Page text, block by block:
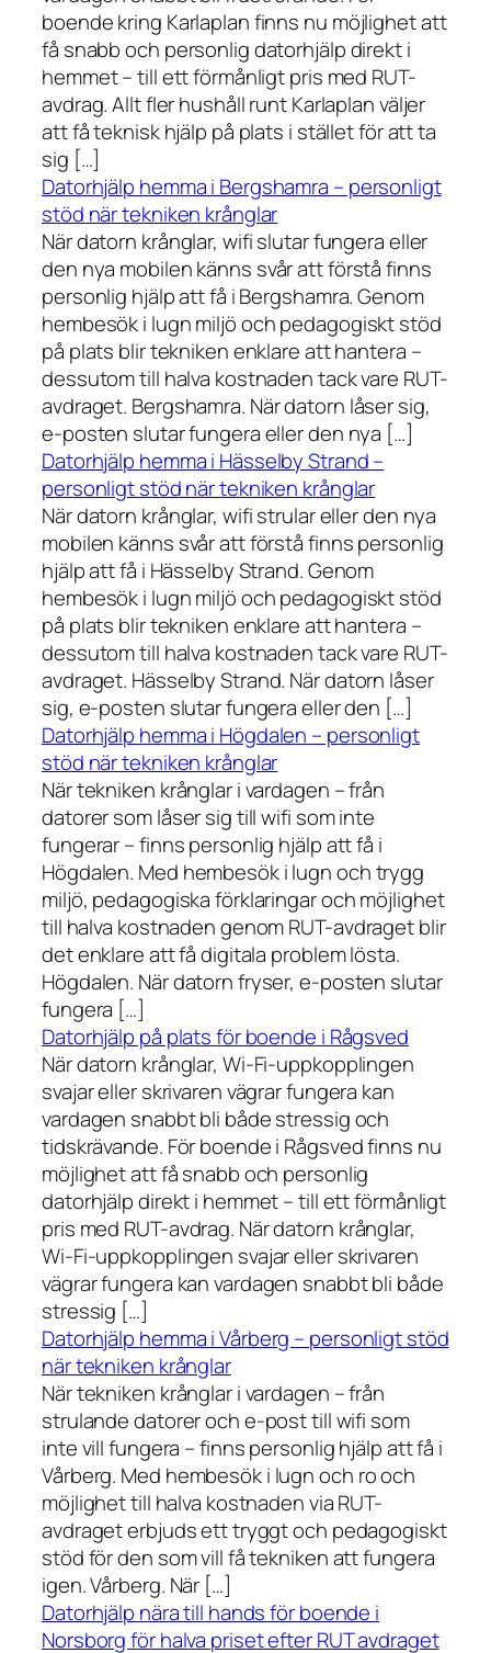
boende kring Karlaplan finns nu möjlighet att
få snabb och personlig datorhjälp direkt i
hemmet – till ett förmånligt pris med RUT-
avdrag. Allt fler hushåll runt Karlaplan väljer
att få teknisk hjälp på plats i stället för att ta
sig […]
Datorhjälp hemma i Bergshamra – personligt
stöd när tekniken krånglar
När datorn krånglar, wifi slutar fungera eller
den nya mobilen känns svår att förstå finns
personlig hjälp att få i Bergshamra. Genom
hembesök i lugn miljö och pedagogiskt stöd
på plats blir tekniken enklare att hantera –
dessutom till halva kostnaden tack vare RUT-
avdraget. Bergshamra. När datorn låser sig,
e-posten slutar fungera eller den nya […]
Datorhjälp hemma i Hässelby Strand –
personligt stöd när tekniken krånglar
När datorn krånglar, wifi strular eller den nya
mobilen känns svår att förstå finns personlig
hjälp att få i Hässelby Strand. Genom
hembesök i lugn miljö och pedagogiskt stöd
på plats blir tekniken enklare att hantera –
dessutom till halva kostnaden tack vare RUT-
avdraget. Hässelby Strand. När datorn låser
sig, e-posten slutar fungera eller den […]
Datorhjälp hemma i Högdalen – personligt
stöd när tekniken krånglar
När tekniken krånglar i vardagen – från
datorer som låser sig till wifi som inte
fungerar – finns personlig hjälp att få i
Högdalen. Med hembesök i lugn och trygg
miljö, pedagogiska förklaringar och möjlighet
till halva kostnaden genom RUT-avdraget blir
det enklare att få digitala problem lösta.
Högdalen. När datorn fryser, e-posten slutar
fungera […]
Datorhjälp på plats för boende i Rågsved
När datorn krånglar, Wi-Fi-uppkopplingen
svajar eller skrivaren vägrar fungera kan
vardagen snabbt bli både stressig och
tidskrävande. För boende i Rågsved finns nu
möjlighet att få snabb och personlig
datorhjälp direkt i hemmet – till ett förmånligt
pris med RUT-avdrag. När datorn krånglar,
Wi-Fi-uppkopplingen svajar eller skrivaren
vägrar fungera kan vardagen snabbt bli både
stressig […]
Datorhjälp hemma i Vårberg – personligt stöd
när tekniken krånglar
När tekniken krånglar i vardagen – från
strulande datorer och e-post till wifi som
inte vill fungera – finns personlig hjälp att få i
Vårberg. Med hembesök i lugn och ro och
möjlighet till halva kostnaden via RUT-
avdraget erbjuds ett tryggt och pedagogiskt
stöd för den som vill få tekniken att fungera
igen. Vårberg. När […]
Datorhjälp nära till hands för boende i
Norsborg för halva priset efter RUT avdraget